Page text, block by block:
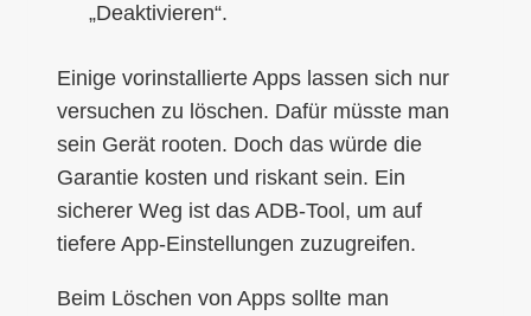
„Deaktivieren“.
Einige vorinstallierte Apps lassen sich nur
versuchen zu löschen. Dafür müsste man
sein Gerät rooten. Doch das würde die
Garantie kosten und riskant sein. Ein
sicherer Weg ist das ADB-Tool, um auf
tiefere App-Einstellungen zuzugreifen.
Beim Löschen von Apps sollte man